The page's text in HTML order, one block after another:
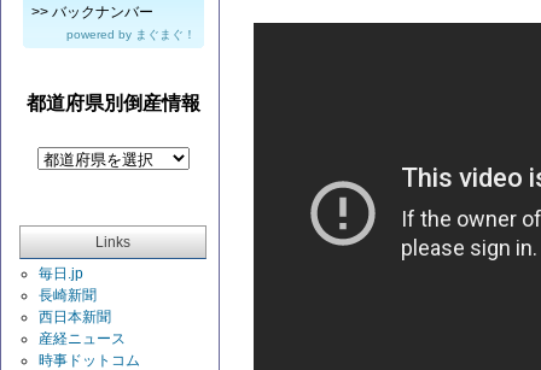
>> バックナンバー
powered by まぐまぐ！
都道府県別倒産情報
Links
毎日.jp
長崎新聞
西日本新聞
産経ニュース
時事ドットコム